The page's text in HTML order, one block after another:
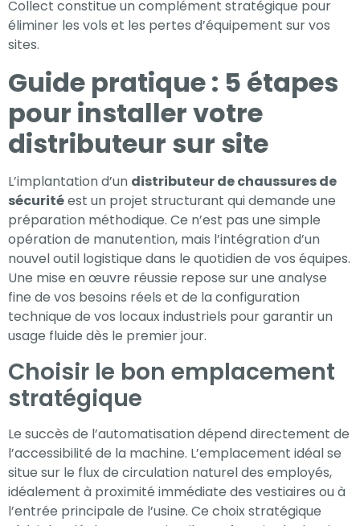
Collect constitue un complément stratégique pour
éliminer les vols et les pertes d’équipement sur vos
sites.
Guide pratique : 5 étapes
pour installer votre
distributeur sur site
L’implantation d’un distributeur de chaussures de
sécuritéest un projet structurant qui demande une
préparation méthodique. Ce n’est pas une simple
opération de manutention, mais l’intégration d’un
nouvel outil logistique dans le quotidien de vos équipes.
Une mise en œuvre réussie repose sur une analyse
fine de vos besoins réels et de la configuration
technique de vos locaux industriels pour garantir un
usage fluide dès le premier jour.
Choisir le bon emplacement
stratégique
Le succès de l’automatisation dépend directement de
l’accessibilité de la machine. L’emplacement idéal se
situe sur le flux de circulation naturel des employés,
idéalement à proximité immédiate des vestiaires ou à
l’entrée principale de l’usine. Ce choix stratégique